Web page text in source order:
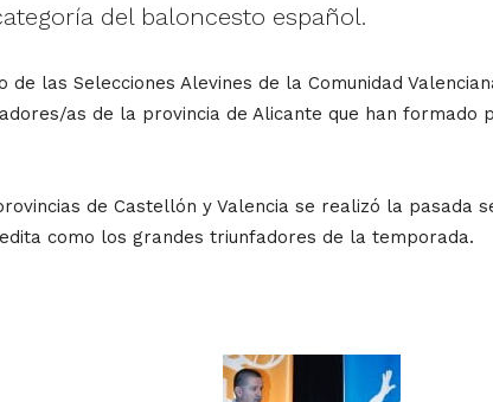
del baloncesto español.
las Selecciones Alevines de la Comunidad
as de la provincia de Alicante que han
de Castellón y Valencia se realizó la pasada
como los grandes triunfadores de la temporada.